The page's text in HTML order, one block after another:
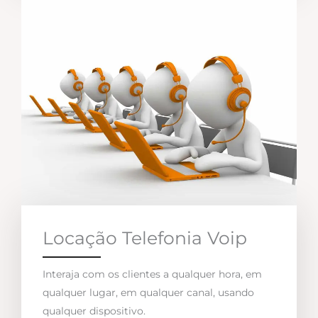
Locação Telefonia Voip
Interaja com os clientes a qualquer hora, em
qualquer lugar, em qualquer canal, usando
qualquer dispositivo.